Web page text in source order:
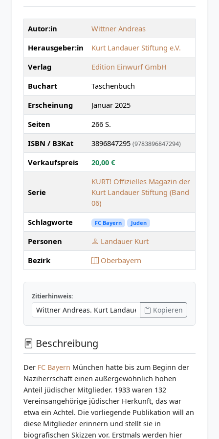
Autor:in
Wittner Andreas
Herausgeber:in
Kurt Landauer Stiftung e.V.
Verlag
Edition Einwurf GmbH
Buchart
Taschenbuch
Erscheinung
Januar 2025
Seiten
266 S.
ISBN / B3Kat
3896847295 (9783896847294)
Verkaufspreis 20,00 €
Serie
KURT! Offizielles Magazin der
Kurt Landauer Stiftung (Band
06)
Schlagworte
FC Bayern Juden
Personen
Landauer Kurt
Bezirk
Oberbayern
Zitierhinweis:
Kopieren
Beschreibung
Der FC Bayern München hatte bis zum Beginn der
Naziherrschaft einen außergewöhnlich hohen
Anteil jüdischer Mitglieder. 1933 waren 132
Vereinsangehörige jüdischer Herkunft, das war
etwa ein Achtel. Die vorliegende Publikation will an
diese Mitglieder erinnern und stellt sie in
biografischen Skizzen vor. Erstmals werden hier